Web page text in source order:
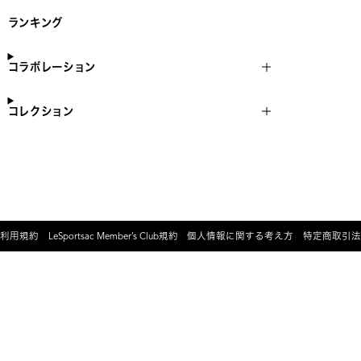
ランキング
コラボレーション
コレクション
利用規約 LeSportsac Member’s Club規約 個人情報に関する考え方 特定商取引